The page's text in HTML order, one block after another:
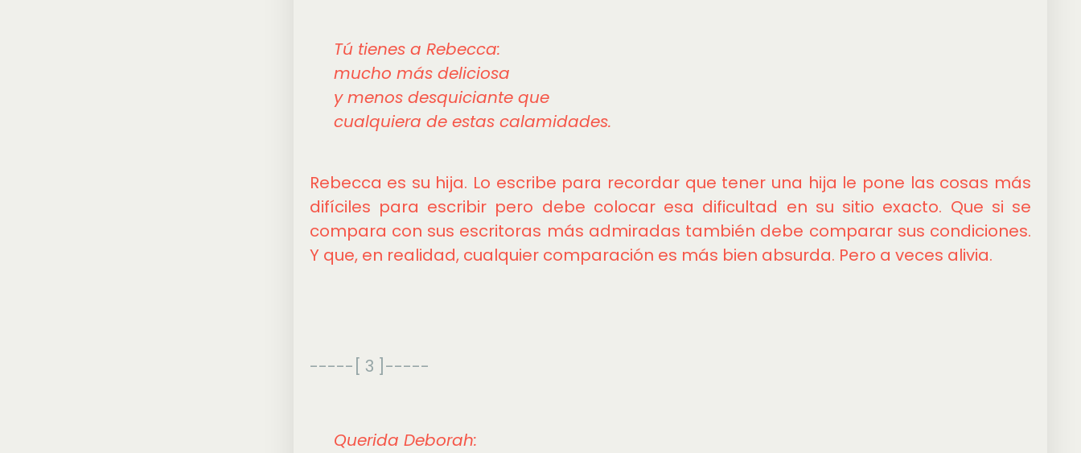
Tú tienes a Rebecca:
mucho más deliciosa
y menos desquiciante que
cualquiera de estas calamidades.
Rebecca es su hija. Lo escribe para recordar que tener una hija le pone las cosas más
difíciles para escribir pero debe colocar esa dificultad en su sitio exacto. Que si se
compara con sus escritoras más admiradas también debe comparar sus condiciones.
Y que, en realidad, cualquier comparación es más bien absurda. Pero a veces alivia.
-----[ 3 ]-----
Querida Deborah: